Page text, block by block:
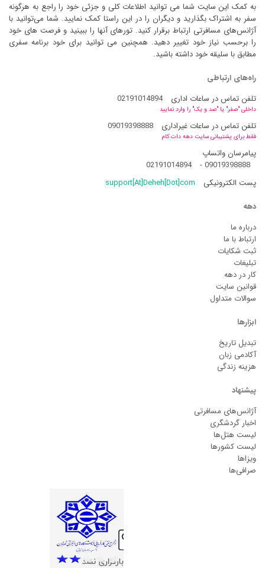
به کمک این سایت شما می توانید اطلاعات کلی و جزئی خود را راجع به هرگونه
سفر به اشتراک بگذارید و دیگران را در این راستا کمک نمایید. شما می‌توانید با
آژانس‌های مسافرتی ارتباط برقرار کنید. تورهای آنها را ببینید و فرصت های خود
را برحسب نیاز خود تغییر دهید. همچنین می توانید برای خود برنامه سفری
مطابق با سلیقه خود داشته باشید.
راه‌های ارتباطی
تلفن تماس در ساعات اداری
02191014894
داخلی "صفر" یا "صد و یک" را وارد نمایید
تلفن تماس در ساعات غیراداری 09019398888
فقط برای پشتیبانی سایت دهه دات کام
پیامرسان واتساپ
09019398888
-
02191014894
پست الکترونیکی
support[At]Deheh[Dot]com
دهه
درباره ما
ارتباط با ما
ثبت شکایات
تبلیغات
کار در دهه
قوانین سایت
سوالات متداول
ابزارها
تبدیل تاریخ
آکادمی زبان
هزینه زندگی
پیشنهاد
آژانس‌های مسافرتی
اخبار گردشگری
لیست هتل‌ها
لیست کشورها
ویزاها
صرافی‌ها